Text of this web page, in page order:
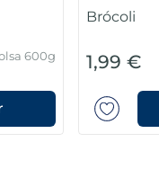
600g
Brócoli
1,99 €